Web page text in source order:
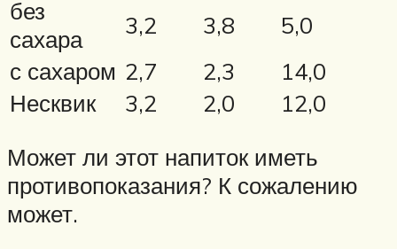
без
сахара
3,2 3,8
5,0
с сахаром 2,7 2,3
14,0
Несквик
3,2 2,0
12,0
Может ли этот напиток иметь
противопоказания? К сожалению
может.